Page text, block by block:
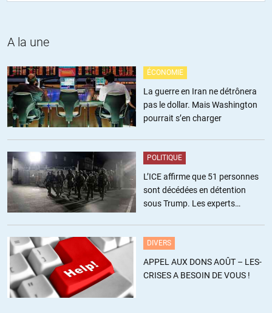
Tout ca pour dire que cela joue bcp, mon calcul est aussi pourri
avant de se lancer dans des conjectures !
L’avion, à l’instant du contact avec le missile, a une vitesse
horizontale non nulle (d’environ 900km/h); les principes
élémentaires de physique nous enseignent que sa vitesse juste
après l’impact ne peut être nulle: Elle « démarre » de 900 km/h pour
décroitre vers 0, pendant un certain temps, sous l’effet de la
résistance de l’air et d’autres facteurs. En aucun cas, l’avion ou un
de ses fragments ne peut tomber verticalement. Le point de chute
est donc situé en aval de sa trajectoire d’origine.
ALERTER
A la une
ÉCONOMIE
La guerre en Iran ne détrônera
pas le dollar. Mais Washington
pourrait s’en charger
POLITIQUE
L’ICE affirme que 51 personnes
sont décédées en détention
sous Trump. Les experts
DIVERS
APPEL AUX DONS AOÛT – LES-
CRISES A BESOIN DE VOUS !